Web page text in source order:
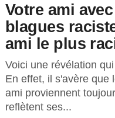
Votre ami
blagues
ami le plus
Voici une révélation
En effet, il s'avère que
ami proviennent
reflètent ses...